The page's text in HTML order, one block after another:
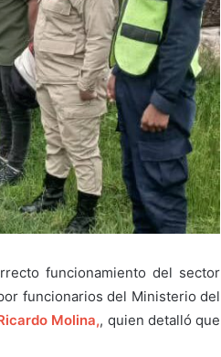
funcionamiento del sector
funcionarios del Ministerio del
Molina,, quien detalló que